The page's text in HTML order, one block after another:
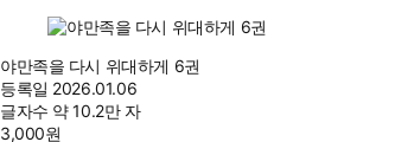
야만족을 다시 위대하게 6권
등록일 2026.01.06
글자수 약 10.2만 자
3,000원